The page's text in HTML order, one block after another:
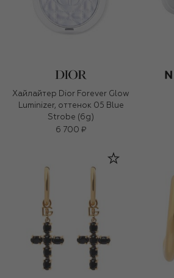
Хайлайтер Dior Forever Glow
Luminizer, оттенок 05 Blue
Strobe (6g)
6 700 ₽